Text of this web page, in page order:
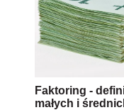
Faktoring -
małych i